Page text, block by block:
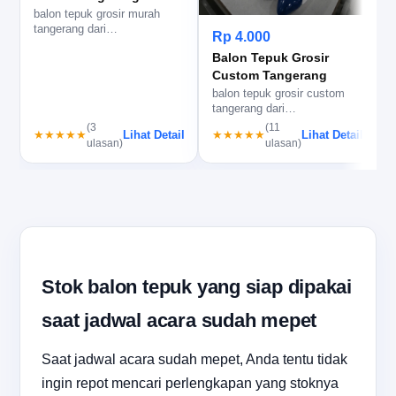
balon tepuk grosir murah
tangerang dari
★★★★★
(3
ulasan)
Lihat Detail
Rp 4.000
Balon Tepuk Grosir
Custom Tangerang
balon tepuk grosir custom
tangerang dari
balontepuk.net, cocok untuk
event besar…
★★★★★
(11
ulasan)
Lihat Detail
Stok balon tepuk yang siap dipakai
saat jadwal acara sudah mepet
Saat jadwal acara sudah mepet, Anda tentu tidak
ingin repot mencari perlengkapan yang stoknya